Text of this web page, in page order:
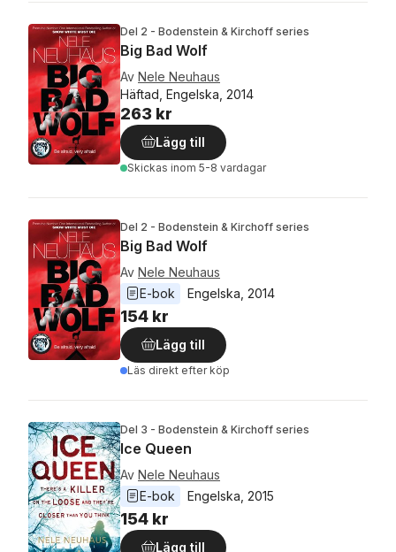
Del 2 - Bodenstein & Kirchoff series
Big Bad Wolf
Av Nele Neuhaus
Häftad, Engelska, 2014
263 kr
Lägg till
Skickas inom 5-8 vardagar
Del 2 - Bodenstein & Kirchoff series
Big Bad Wolf
Av Nele Neuhaus
E-bok
Engelska 2014
154 kr
Lägg till
Läs direkt efter köp
Del 3 - Bodenstein & Kirchoff series
Ice Queen
Av Nele Neuhaus
E-bok
Engelska 2015
154 kr
Lägg till